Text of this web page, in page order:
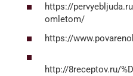
https://
omletom/
https://
http://8receptov.ru/